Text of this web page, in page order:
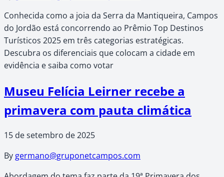
Conhecida como a joia da Serra da Mantiqueira, Campos
do Jordão está concorrendo ao Prêmio Top Destinos
Turísticos 2025 em três categorias estratégicas.
Descubra os diferenciais que colocam a cidade em
evidência e saiba como votar
Museu Felícia Leirner recebe a
primavera com pauta climática
15 de setembro de 2025
Bygermano@gruponetcampos.com